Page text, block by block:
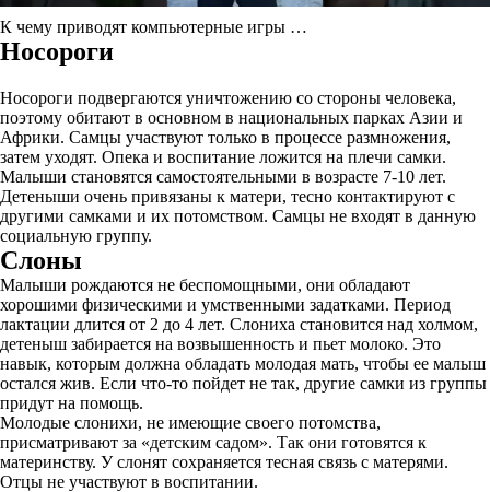
К чему приводят компьютерные игры …
Носороги
Носороги подвергаются уничтожению со стороны человека,
поэтому обитают в основном в национальных парках Азии и
Африки. Самцы участвуют только в процессе размножения,
затем уходят. Опека и воспитание ложится на плечи самки.
Малыши становятся самостоятельными в возрасте 7-10 лет.
Детеныши очень привязаны к матери, тесно контактируют с
другими самками и их потомством. Самцы не входят в данную
социальную группу.
Слоны
Малыши рождаются не беспомощными, они обладают
хорошими физическими и умственными задатками. Период
лактации длится от 2 до 4 лет. Слониха становится над холмом,
детеныш забирается на возвышенность и пьет молоко. Это
навык, которым должна обладать молодая мать, чтобы ее малыш
остался жив. Если что-то пойдет не так, другие самки из группы
придут на помощь.
Молодые слонихи, не имеющие своего потомства,
присматривают за «детским садом». Так они готовятся к
материнству. У слонят сохраняется тесная связь с матерями.
Отцы не участвуют в воспитании.